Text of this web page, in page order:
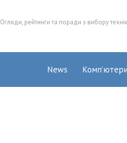
Огляди, рейтинги та поради з вибору
News Комп’ютери